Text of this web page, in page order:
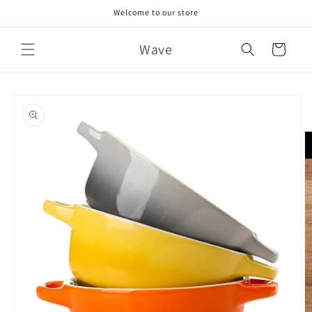
Welcome to our store
Wave Cart
product
information